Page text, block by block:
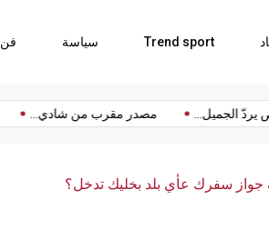
Trend sport سياسة فن
مصدر مقرب من شادي... يردّ الجميل...
سفرك عأي بلد بخليك تدخل؟